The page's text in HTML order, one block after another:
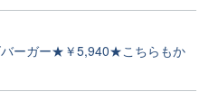
バーガー★￥5,940★こちらもか